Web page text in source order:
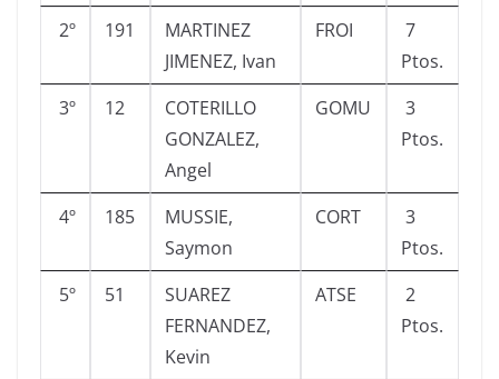
2º 191
MARTINEZ
JIMENEZ, Ivan
FROI
7
Ptos.
3º
12
COTERILLO
GONZALEZ,
Angel
GOMU
3
Ptos.
4º 185
MUSSIE,
Saymon
CORT
3
Ptos.
5º
51
SUAREZ
FERNANDEZ,
Kevin
ATSE
2
Ptos.